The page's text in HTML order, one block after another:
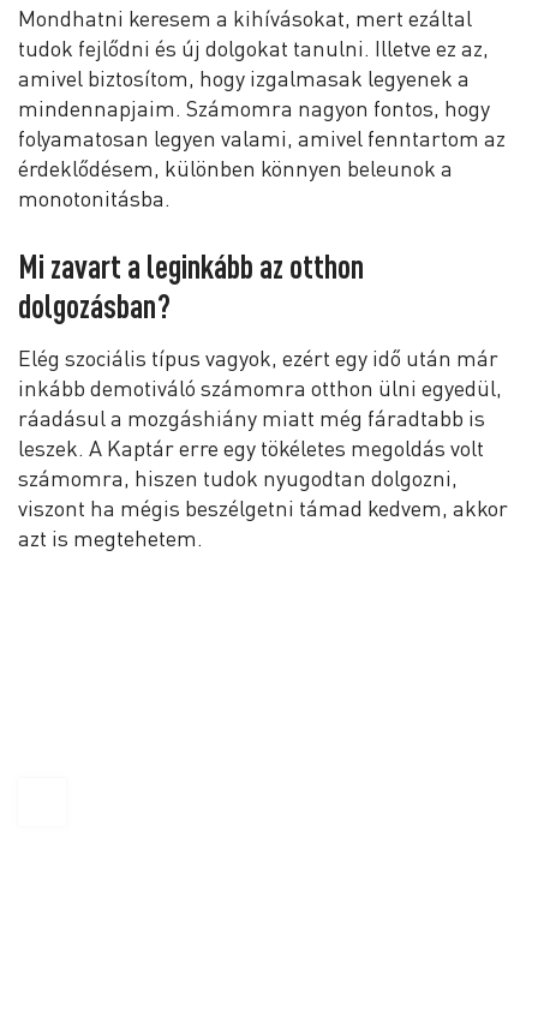
Mondhatni keresem a kihívásokat, mert ezáltal
tudok fejlődni és új dolgokat tanulni. Illetve ez az,
amivel biztosítom, hogy izgalmasak legyenek a
mindennapjaim. Számomra nagyon fontos, hogy
folyamatosan legyen valami, amivel fenntartom az
érdeklődésem, különben könnyen beleunok a
monotonitásba.
Mi zavart a leginkább az otthon
dolgozásban?
Elég szociális típus vagyok, ezért egy idő után már
inkább demotiváló számomra otthon ülni egyedül,
ráadásul a mozgáshiány miatt még fáradtabb is
leszek. A Kaptár erre egy tökéletes megoldás volt
számomra, hiszen tudok nyugodtan dolgozni,
viszont ha mégis beszélgetni támad kedvem, akkor
azt is megtehetem.